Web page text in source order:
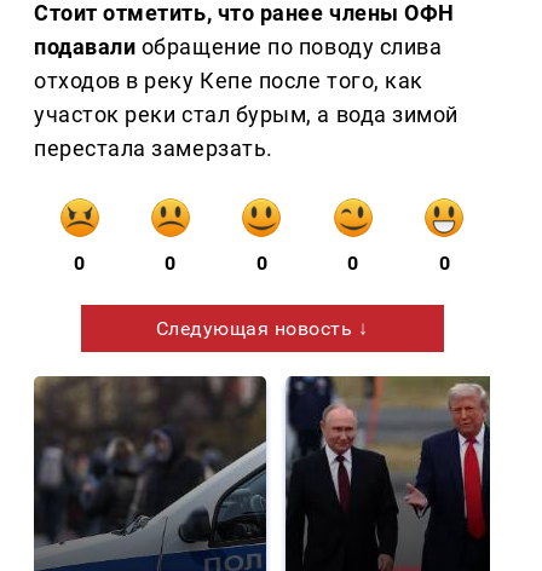
Стоит отметить, что ранее члены ОФН
подавали обращение по поводу слива
отходов в реку Кепе после того, как
участок реки стал бурым, а вода зимой
перестала замерзать.
0 0 0 0 0
Следующая новость ↓